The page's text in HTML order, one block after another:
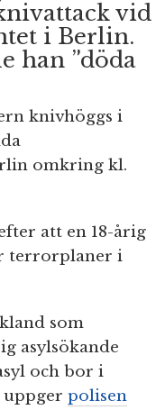
vid
i Berlin.
han ”döda
knivhöggs i
omkring kl.
att en 18-årig
terrorplaner i
som
asylsökande
och bor i
polisen